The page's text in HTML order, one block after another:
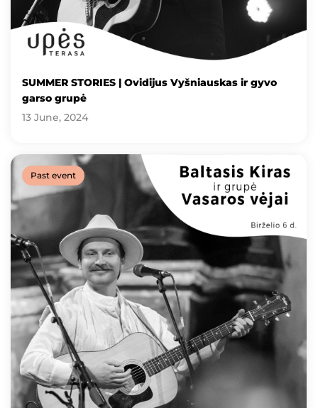
SUMMER STORIES | Ovidijus Vyšniauskas ir gyvo
garso grupė
13 June, 2024
Past event